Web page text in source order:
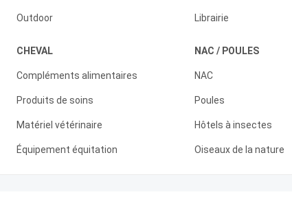
Outdoor
CHEVAL
Compléments alimentaires
Produits de soins
Matériel vétérinaire
Équipement équitation
Librairie
NAC / POULES
NAC
Poules
Hôtels à insectes
Oiseaux de la nature